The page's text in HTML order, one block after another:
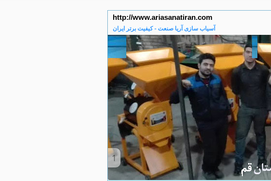
http://www.ariasanatiran.com
آسیاب سازی آریا صنعت - کیفیت برتر ایران